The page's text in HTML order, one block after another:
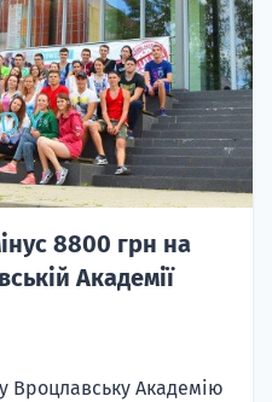
8800 грн на
Академії
Вроцлавську Академію